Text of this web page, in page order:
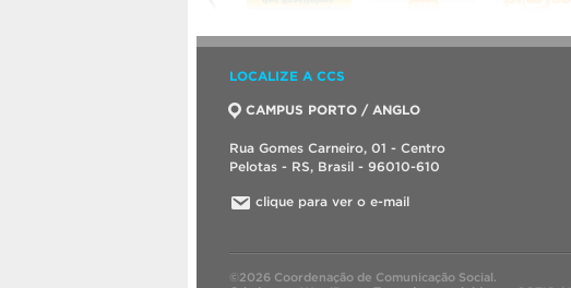
LOCALIZE A CCS
CAMPUS PORTO / ANGLO
Rua Gomes Carneiro, 01 - Centro
Pelotas - RS, Brasil - 96010-610
clique para ver o e-mail
©2026 Coordenação de Comunicação Social.